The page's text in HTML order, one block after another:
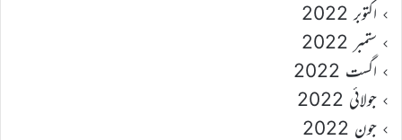
اکتوبر 2022
ستمبر 2022
اگست 2022
جولائی 2022
جون 2022